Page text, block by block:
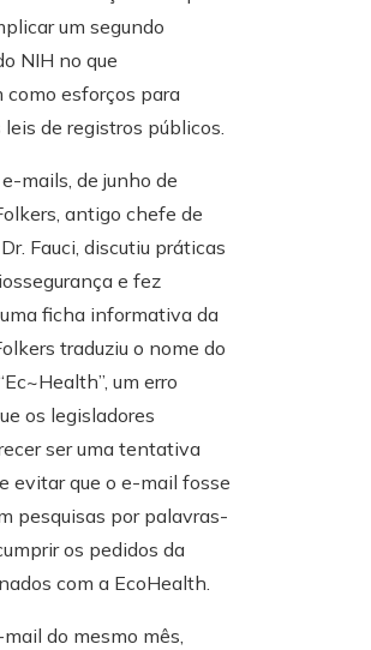
um segundo
NIH no que
como esforços para
de registros públicos.
mails, de junho de
antigo chefe de
Fauci, discutiu práticas
e fez
ficha informativa da
traduziu o nome do
um erro
os legisladores
ser uma tentativa
evitar que o e-mail fosse
pesquisas por palavras-
os pedidos da
com a EcoHealth.
do mesmo mês,